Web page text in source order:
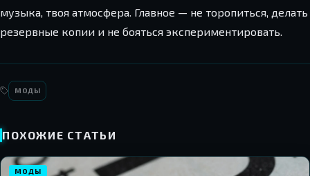
музыка, твоя атмосфера. Главное — не торопиться, делать
резервные копии и не бояться экспериментировать.
МОДЫ
ПОХОЖИЕ СТАТЬИ
МОДЫ